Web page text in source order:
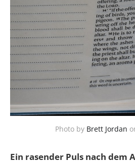
Photo by Brett Jordan
Ein rasender Puls nach dem